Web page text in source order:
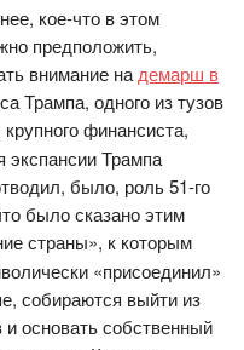
кое-что в этом
предположить,
внимание на демарш в
Трампа, одного из тузов
крупного финансиста,
экспансии Трампа
было, роль 51-го
было сказано этим
страны», к которым
«присоединил»
собираются выйти из
основать собственный